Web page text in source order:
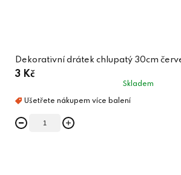
Dekorativní drátek chlupatý 30cm
3 Kč
Skladem